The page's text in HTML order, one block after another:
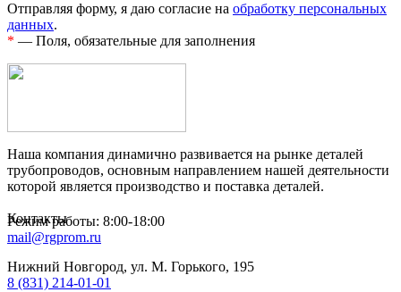
Отправляя форму, я даю согласие на обработку персональных
данных.
* — Поля, обязательные для заполнения
Наша компания динамично развивается на рынке деталей
трубопроводов, основным направлением нашей деятельности
которой является производство и поставка деталей.
Контакты
Режим работы: 8:00-18:00
mail@rgprom.ru
Нижний Новгород, ул. М. Горького, 195
8 (831) 214-01-01